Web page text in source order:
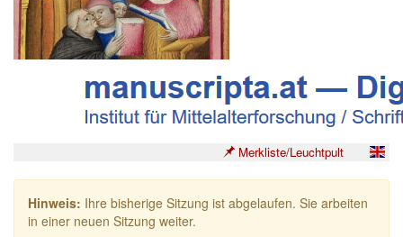
Merkliste/Leuchtpult
Hinweis: Ihre bisherige Sitzung ist abgelaufen. Sie arbeiten
in einer neuen Sitzung weiter.